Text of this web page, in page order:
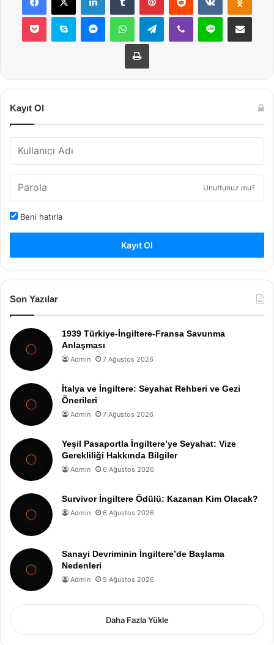
Pocket Skype MessengerWhatsAppTelegramViber Line E-Posta ile
Yazdır
Kayıt Ol
Unuttunuz mu?
Beni hatırla
Kayıt Ol
Son Yazılar
1939 Türkiye-İngiltere-Fransa Savunma
Anlaşması
Admin 7 Ağustos 2026
İtalya ve İngiltere: Seyahat Rehberi ve Gezi
Önerileri
Admin 7 Ağustos 2026
Yeşil Pasaportla İngiltere’ye Seyahat: Vize
Gerekliliği Hakkında Bilgiler
Admin 6 Ağustos 2026
Survivor İngiltere Ödülü: Kazanan Kim Olacak?
Admin 6 Ağustos 2026
Sanayi Devriminin İngiltere’de Başlama
Nedenleri
Admin 5 Ağustos 2026
Daha Fazla Yükle